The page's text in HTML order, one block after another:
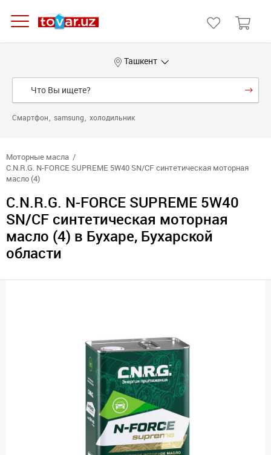
Ташкент
Смартфон samsung холодильник
Моторные масла
C.N.R.G. N-FORCE SUPREME 5W40 SN/CF синтетическая моторная
масло (4)
C.N.R.G. N-FORCE SUPREME 5W40
SN/CF синтетическая моторная
масло (4) в Бухаре, Бухарской
области